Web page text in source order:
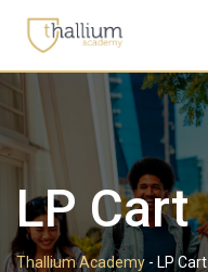
content
LP Cart
Thallium Academy - LP Cart